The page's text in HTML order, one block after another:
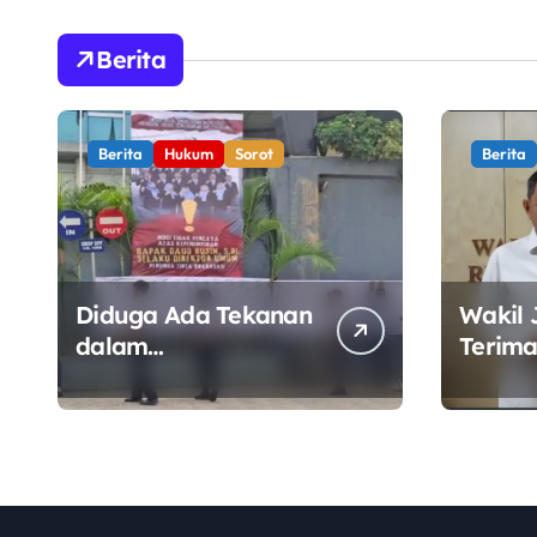
Tirta Bhagasasi
Diusut Objektif
Berita
Berita Hukum Sorot
Diduga Ada Tekanan
dalam
Mosi Tidak Percaya,
Tirta Bhagasasi
Berita
Wakil